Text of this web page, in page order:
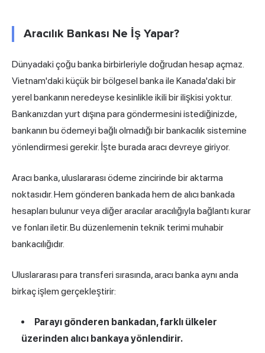
Aracılık Bankası Ne İş Yapar?
Dünyadaki çoğu banka birbirleriyle doğrudan hesap açmaz.
Vietnam'daki küçük bir bölgesel banka ile Kanada'daki bir
yerel bankanın neredeyse kesinlikle ikili bir ilişkisi yoktur.
Bankanızdan yurt dışına para göndermesini istediğinizde,
bankanın bu ödemeyi bağlı olmadığı bir bankacılık sistemine
yönlendirmesi gerekir. İşte burada aracı devreye giriyor.
Aracı banka, uluslararası ödeme zincirinde bir aktarma
noktasıdır. Hem gönderen bankada hem de alıcı bankada
hesapları bulunur veya diğer aracılar aracılığıyla bağlantı kurar
ve fonları iletir. Bu düzenlemenin teknik terimi muhabir
bankacılığıdır.
Uluslararası para transferi sırasında, aracı banka aynı anda
birkaç işlem gerçekleştirir:
Parayı gönderen bankadan, farklı ülkeler
üzerinden alıcı bankaya yönlendirir.